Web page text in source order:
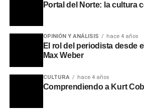
Portal del Norte: la cultura
OPINIÓN Y ANÁLISIS hace 4 años
El rol del periodista desde
Max Weber
CULTURA hace 4 años
Comprendiendo a Kurt